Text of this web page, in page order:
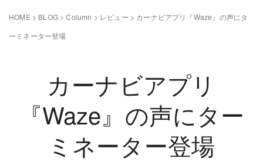
HOME > BLOG>Column > レビュー > カーナビアプリ『Waze』の声にタ
ーミネーター登場
カーナビアプリ
『Waze』の声にター
ミネーター登場